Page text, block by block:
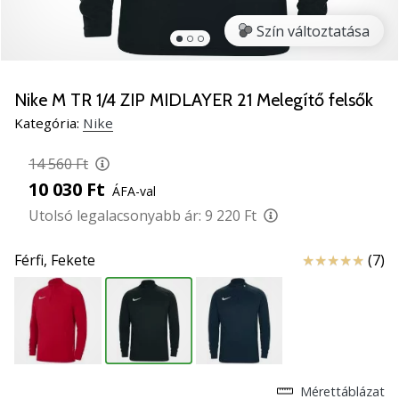
új
PUMA
Accelerate
SQD
kézilabda
Fedezd
fel
technikai
újdonságokat
és
nézd
Szín változtatása
Nike M TR 1/4 ZIP MIDLAYER 21 Melegítő felsők
Kategória: Nike
14 560 Ft
10 030 Ft ÁFA-val
Utolsó legalacsonyabb ár: 9 220 Ft
Férfi, Fekete Értékelés (7)
Mérettáblázat